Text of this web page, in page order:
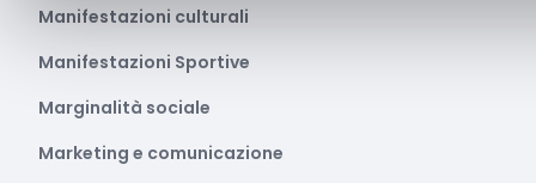
Manifestazioni culturali
Manifestazioni Sportive
Marginalità sociale
Marketing e comunicazione